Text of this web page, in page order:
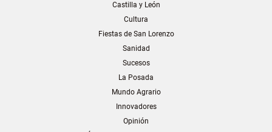
Castilla y León
Cultura
Fiestas de San Lorenzo
Sanidad
Sucesos
La Posada
Mundo Agrario
Innovadores
Opinión